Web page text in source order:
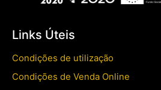
Links Úteis
Condições de utilização
Condições de Venda Online